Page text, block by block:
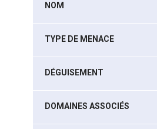
NOM
TYPE DE MENACE
DÉGUISEMENT
DOMAINES ASSOCIÉS